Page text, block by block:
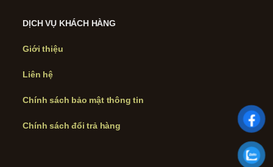
DỊCH VỤ KHÁCH HÀNG
Giới thiệu
Liên hệ
Chính sách bảo mật thông tin
Chính sách đổi trả hàng